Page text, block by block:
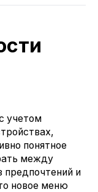
учетом
понятное
между
и
новое меню